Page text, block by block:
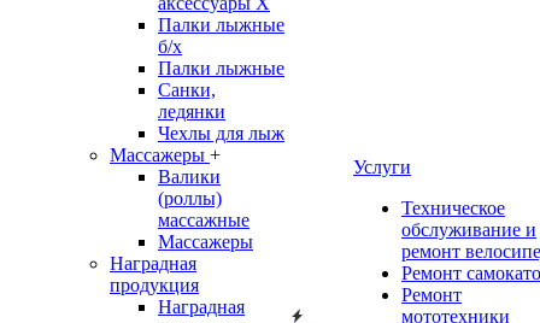
Палки лыжные
б/х
Палки лыжные
Санки,
ледянки
Чехлы для лыж
Массажеры +
Валики
(роллы)
массажные
Массажеры
Наградная
продукция
Наградная
Услуги
Техническое
обслуживание и
ремонт
Ремонт
Ремонт
мототехники